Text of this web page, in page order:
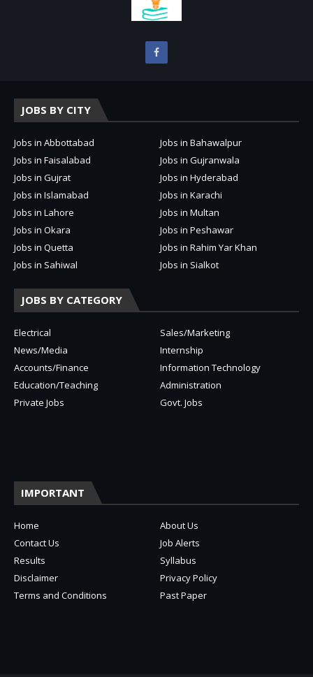
JOBS BY CITY
Jobs in Abbottabad
Jobs in Bahawalpur
Jobs in Faisalabad
Jobs in Gujranwala
Jobs in Gujrat
Jobs in Hyderabad
Jobs in Islamabad
Jobs in Karachi
Jobs in Lahore
Jobs in Multan
Jobs in Okara
Jobs in Peshawar
Jobs in Quetta
Jobs in Rahim Yar Khan
Jobs in Sahiwal
Jobs in Sialkot
JOBS BY CATEGORY
Electrical
Sales/Marketing
News/Media
Internship
Accounts/Finance
Information Technology
Education/Teaching
Administration
Private Jobs
Govt. Jobs
IMPORTANT
Home
About Us
Contact Us
Job Alerts
Results
Syllabus
Disclaimer
Privacy Policy
Terms and Conditions
Past Paper